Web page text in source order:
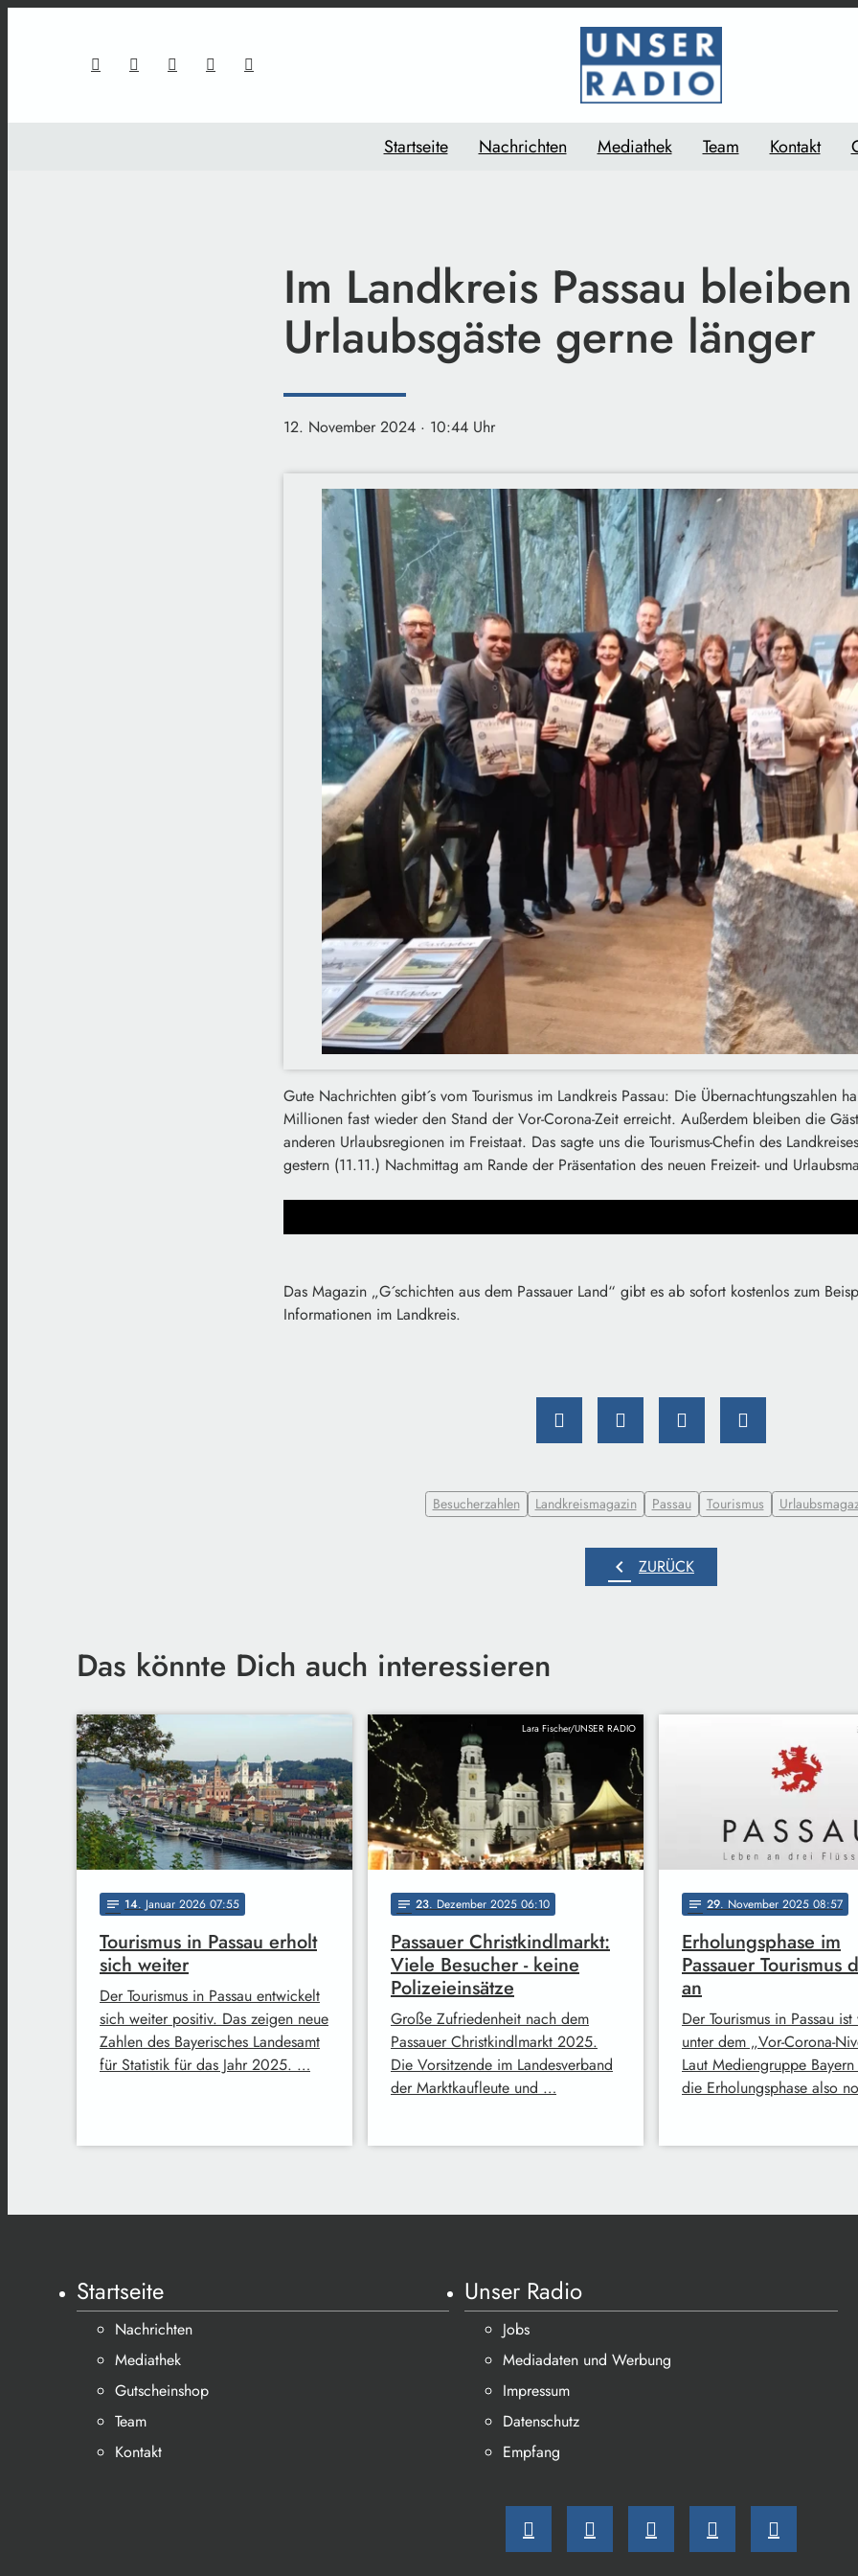
Startseite Nachrichten Mediathek Team Kontakt
Im Landkreis Passau bleiben
Urlaubsgäste gerne länger
12. November 2024 · 10:44 Uhr
Gute Nachrichten gibt´s vom Tourismus im Landkreis Passau: Die Übernachtungszahlen
Millionen fast wieder den Stand der Vor-Corona-Zeit erreicht. Außerdem bleiben die
anderen Urlaubsregionen im Freistaat. Das sagte uns die Tourismus-Chefin des
gestern (11.11.) Nachmittag am Rande der Präsentation des neuen Freizeit- und
Das Magazin „G´schichten aus dem Passauer Land“ gibt es ab sofort kostenlos zum
Informationen im Landkreis.
Besucherzahlen Landkreismagazin Passau Tourismus
chevron_left ZURÜCK
Das könnte Dich auch interessieren
notes 14. Januar 2026 07:55
Tourismus in Passau erholt
sich weiter
Der Tourismus in Passau entwickelt
sich weiter positiv. Das zeigen neue
Zahlen des Bayerisches Landesamt
für Statistik für das Jahr 2025. …
Lara Fischer/UNSER RADIO
notes 23. Dezember 2025 06:10
Passauer Christkindlmarkt:
Viele Besucher - keine
Polizeieinsätze
Große Zufriedenheit nach dem
Passauer Christkindlmarkt 2025.
Die Vorsitzende im Landesverband
der Marktkaufleute und …
notes 29. November 2025 08:57
Erholungsphase im
Passauer Tourismus
an
Der Tourismus in Passau
unter dem „Vor-Corona-
Laut Mediengruppe
die Erholungsphase also
Startseite
Nachrichten
Mediathek
Gutscheinshop
Team
Kontakt
Unser Radio
Jobs
Mediadaten und Werbung
Impressum
Datenschutz
Empfang